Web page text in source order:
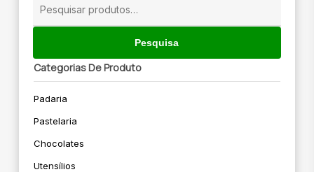
Pesquisa
Categorias De Produto
Padaria
Pastelaria
Chocolates
Utensílios